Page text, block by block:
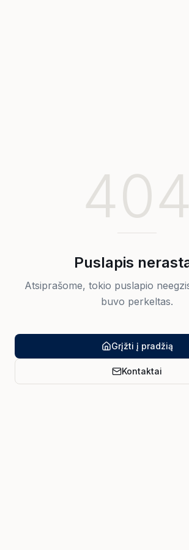
404
Puslapis
Atsiprašome, tokio puslapio
buvo perkeltas.
Grįžti į pradžią
Kontaktai